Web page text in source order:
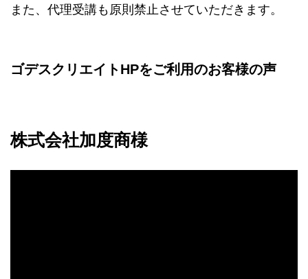
また、代理受講も原則禁止させていただきます。
ゴデスクリエイトHPをご利用のお客様の声
株式会社加度商様